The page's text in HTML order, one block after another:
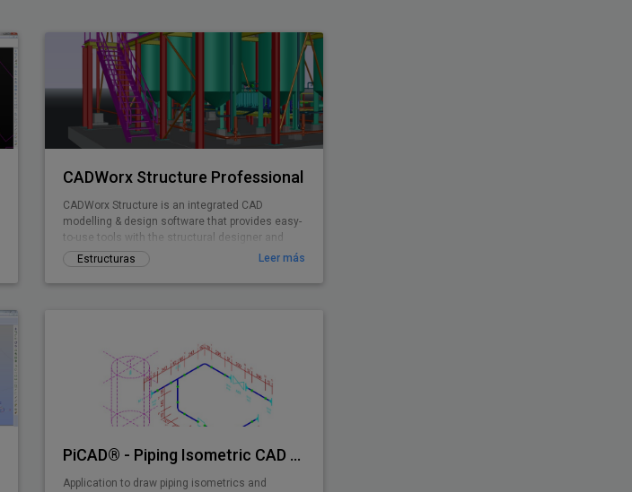
CADWorx Structure Professional
CADWorx Structure is an integrated CAD
modelling & design software that provides easy-
to-use tools with the structural designer and
engineer in mind.
Estructuras Leer más
PiCAD® - Piping Isometric CAD 2D>3D
Application to draw piping isometrics and